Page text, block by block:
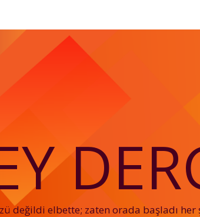
değildi elbette; zaten orada başladı her